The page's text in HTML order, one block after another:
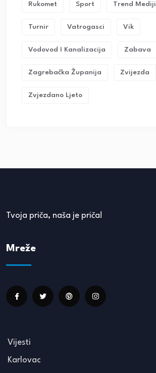
Rukomet Sport Trend Mediji
Turnir Vatrogasci Vik
Vodovod I Kanalizacija Zabava
Zagrebačka Županija Zvijezda
Zvjezdano Ljeto
Tvoja priča, naša je priča!
Mreže
Vijesti
Karlovac